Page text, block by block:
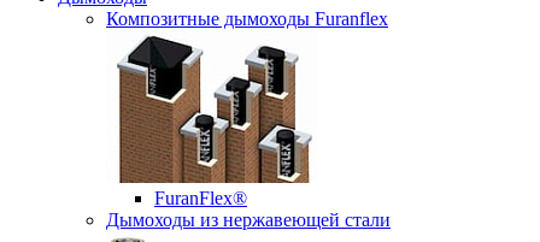
Композитные дымоходы Furanflex
FuranFlex®
Дымоходы из нержавеющей стали